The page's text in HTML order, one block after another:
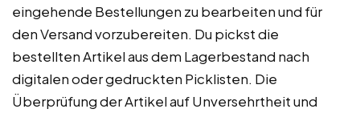
eingehende Bestellungen zu bearbeiten und für
den Versand vorzubereiten. Du pickst die
bestellten Artikel aus dem Lagerbestand nach
digitalen oder gedruckten Picklisten. Die
Überprüfung der Artikel auf Unversehrtheit und